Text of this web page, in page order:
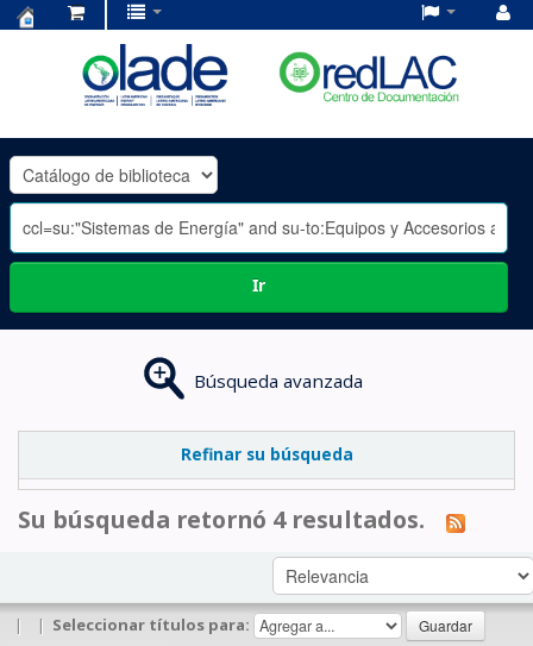
OLADE
-
Ir
Búsqueda avanzada
Refinar su búsqueda
Su búsqueda retornó 4 resultados.
| | Seleccionar títulos para: